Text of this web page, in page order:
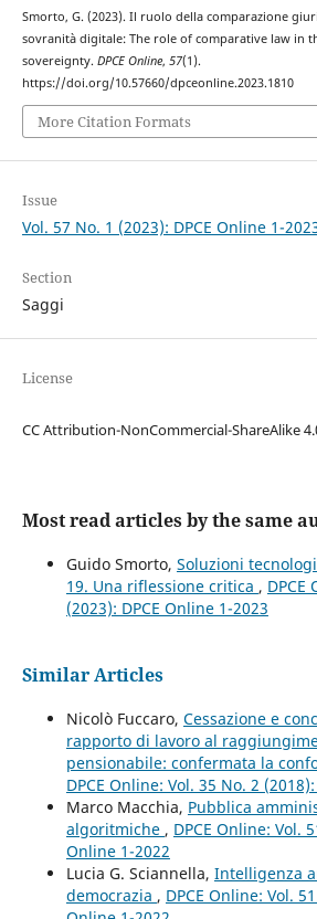
Smorto, G. (2023). Il ruolo della comparazione
sovranità digitale: The role of comparative law in
sovereignty. DPCE Online, 57(1).
https://doi.org/10.57660/dpceonline.2023.1810
More Citation Formats
Issue
Vol. 57 No. 1 (2023): DPCE Online 1-
Section
Saggi
License
CC Attribution-NonCommercial-ShareAlike
Most read articles by the same
Guido Smorto, Soluzioni
19. Una riflessione critica , DPCE
(2023): DPCE Online 1-2023
Similar Articles
Nicolò Fuccaro, Cessazione e
rapporto di lavoro al
pensionabile: confermata la
DPCE Online: Vol. 35 No. 2
Marco Macchia, Pubblica
algoritmiche , DPCE Online: Vol.
Online 1-2022
Lucia G. Sciannella, Intelligenza
democrazia , DPCE Online: Vol.